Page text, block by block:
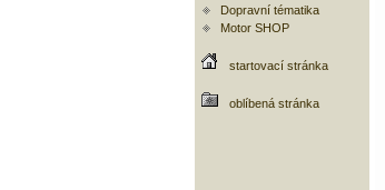
Dopravní tématika
Motor SHOP
startovací stránka
oblíbená stránka